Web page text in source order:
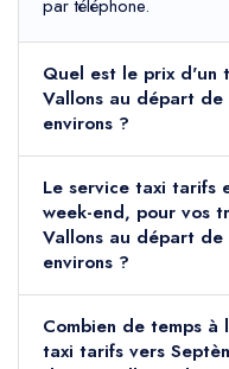
par téléphone.
Quel est le prix d'un
Vallons au départ
environs ?
Le service taxi tarifs
week-end, pour vos
Vallons au départ
environs ?
Combien de temps
taxi tarifs vers